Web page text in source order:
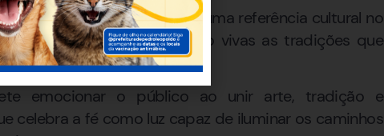
consolidaram-se como uma referência cultural no
pertencimento e mantendo vivas as tradições que
emocionar o público ao unir arte, tradição e
celebra a fé como luz capaz de iluminar os caminhos